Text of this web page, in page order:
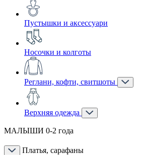
Пустышки и аксессуари
Носочки и колготы
Реглани, кофти, свитшоты
Верхняя одежда
МАЛЫШИ 0-2 года
Платья, сарафаны